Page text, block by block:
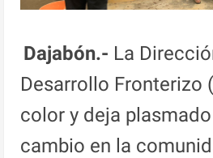
Dajabón.- La
Desarrollo Fronterizo
color y deja
cambio en la